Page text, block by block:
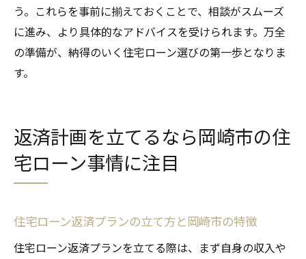
う。これらを事前に揃えておくことで、相談がスムーズ
に進み、より具体的なアドバイスを受けられます。万全
の準備が、納得のいく住宅ローン選びの第一歩となりま
す。
返済計画を立てるなら岡崎市の住
宅ローン事情に注目
住宅ローン返済プランの立て方と岡崎市の特徴
住宅ローン返済プランを立てる際は、まず自身の収入や